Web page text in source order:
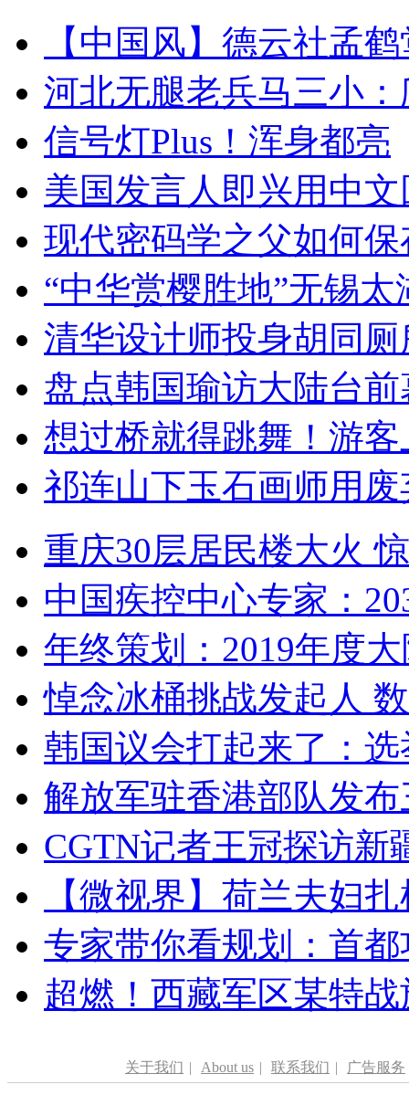
【中国风】德云社孟
河北无腿老兵马三小
信号灯Plus！浑身都亮
美国发言人即兴用中
现代密码学之父如何
“中华赏樱胜地”无锡
清华设计师投身胡同
盘点韩国瑜访大陆台
想过桥就得跳舞！游客
祁连山下玉石画师用
重庆30层居民楼大火
中国疾控中心专家：
年终策划：2019年度
悼念冰桶挑战发起人
韩国议会打起来了：
解放军驻香港部队发
CGTN记者王冠探访新
【微视界】荷兰夫妇
专家带你看规划：首
超燃！西藏军区某特
关于我们 | About us | 联系我们 | 广告服务